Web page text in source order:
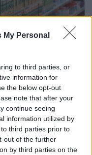
My Personal
to third parties, or
information for
the below opt-out
note that after your
continue seeing
information utilized by
third parties prior to
out of the further
by third parties on the
ALACSONY AZ
éves